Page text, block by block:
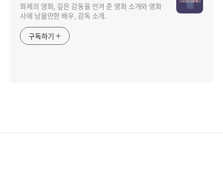
화제의 영화, 깊은 감동을 안겨 준 영화 소개와 영화
사에 남을만한 배우, 감독 소개.
구독하기